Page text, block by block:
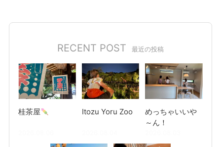
RECENT POST 最近の投稿
桂茶屋 Itozu Yoru Zoo
めっちゃいいや
～ん！